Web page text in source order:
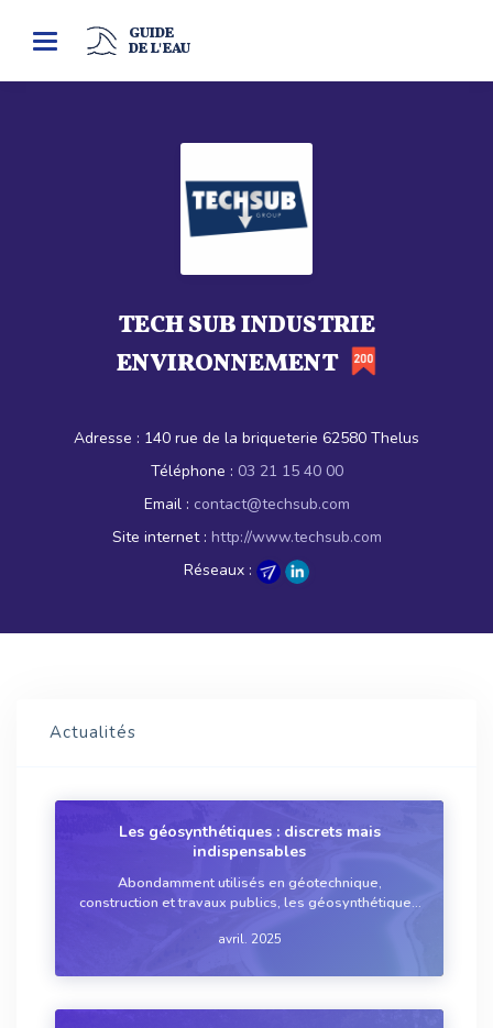
Toggle
GUIDE
DE L'EAU
TECH SUB INDUSTRIE
ENVIRONNEMENT
Adresse : 140 rue de la briqueterie 62580 Thelus
Téléphone : 03 21 15 40 00
Email : contact@techsub.com
Site internet : http://www.techsub.com
Réseaux :
Actualités
Les géosynthétiques : discrets mais
indispensables
Abondamment utilisés en géotechnique,
construction et travaux publics, les géosynthétiques
l’eau. Selon leur nature, et le type d’ouvrage où ils
avril. 2025